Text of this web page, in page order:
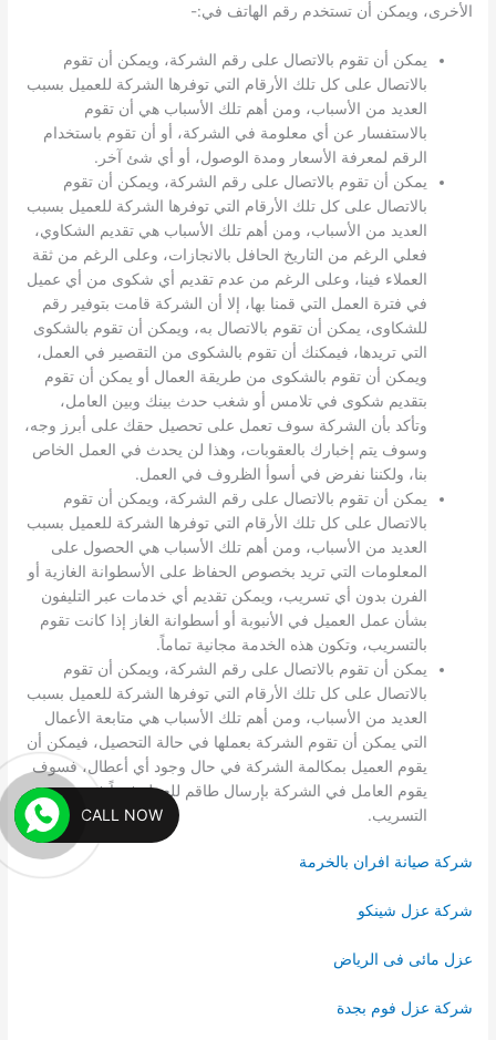
الأخرى، ويمكن أن تستخدم رقم الهاتف في:-
يمكن أن تقوم بالاتصال على رقم الشركة، ويمكن أن تقوم
بالاتصال على كل تلك الأرقام التي توفرها الشركة للعميل بسبب
العديد من الأسباب، ومن أهم تلك الأسباب هي أن تقوم
بالاستفسار عن أي معلومة في الشركة، أو أن تقوم باستخدام
الرقم لمعرفة الأسعار ومدة الوصول، أو أي شئ آخر.
يمكن أن تقوم بالاتصال على رقم الشركة، ويمكن أن تقوم
بالاتصال على كل تلك الأرقام التي توفرها الشركة للعميل بسبب
العديد من الأسباب، ومن أهم تلك الأسباب هي تقديم الشكاوي،
فعلي الرغم من التاريخ الحافل بالانجازات، وعلى الرغم من ثقة
العملاء فينا، وعلى الرغم من عدم تقديم أي شكوى من أي عميل
في فترة العمل التي قمنا بها، إلا أن الشركة قامت بتوفير رقم
للشكاوى، يمكن أن تقوم بالاتصال به، ويمكن أن تقوم بالشكوى
التي تريدها، فيمكنك أن تقوم بالشكوى من التقصير في العمل،
ويمكن أن تقوم بالشكوى من طريقة العمال أو يمكن أن تقوم
بتقديم شكوى في تلامس أو شغب حدث بينك وبين العامل،
وتأكد بأن الشركة سوف تعمل على تحصيل حقك على أبرز وجه،
وسوف يتم إخبارك بالعقوبات، وهذا لن يحدث في العمل الخاص
بنا، ولكننا نفرض في أسوأ الظروف في العمل.
يمكن أن تقوم بالاتصال على رقم الشركة، ويمكن أن تقوم
بالاتصال على كل تلك الأرقام التي توفرها الشركة للعميل بسبب
العديد من الأسباب، ومن أهم تلك الأسباب هي الحصول على
المعلومات التي تريد بخصوص الحفاظ على الأسطوانة الغازية أو
الفرن بدون أي تسريب، ويمكن تقديم أي خدمات عبر التليفون
بشأن عمل العميل في الأنبوبة أو أسطوانة الغاز إذا كانت تقوم
بالتسريب، وتكون هذه الخدمة مجانية تماماً.
يمكن أن تقوم بالاتصال على رقم الشركة، ويمكن أن تقوم
بالاتصال على كل تلك الأرقام التي توفرها الشركة للعميل بسبب
العديد من الأسباب، ومن أهم تلك الأسباب هي متابعة الأعمال
التي يمكن أن تقوم الشركة بعملها في حالة التحصيل، فيمكن أن
يقوم العميل بمكالمة الشركة في حال وجود أي أعطال، فسوف
يقوم العامل في الشركة بإرسال طاقم للعمل فوراً في
التسريب.
شركة صيانة افران بالخرمة
شركة عزل شينكو
عزل مائى فى الرياض
شركة عزل فوم بجدة
CALL NOW